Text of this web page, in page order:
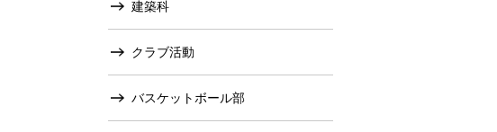
建築科
クラブ活動
バスケットボール部